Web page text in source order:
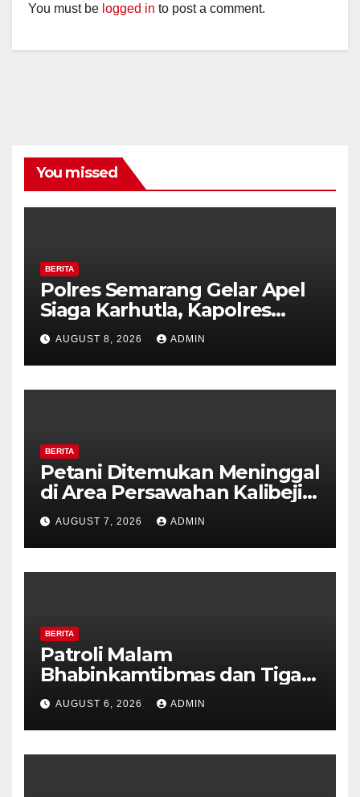
You must be logged in to post a comment.
You missed
BERITA
Polres Semarang Gelar Apel
Siaga Karhutla, Kapolres
Tekankan Sinergi dan
Kesiapsiagaan Hadapi Musim
Kemarau.
AUGUST 8, 2026 ADMIN
BERITA
Petani Ditemukan Meninggal
di Area Persawahan Kalibeji,
Polisi Pastikan Tidak Ada
Tanda Kekerasan
AUGUST 7, 2026 ADMIN
BERITA
Patroli Malam
Bhabinkamtibmas dan Tiga
Pilar Kelurahan Ungaran
Perkuat Kamtibmas, Warga
Diajak Aktifkan Ronda
AUGUST 6, 2026 ADMIN